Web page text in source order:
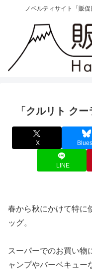
ノベルティサイト「販
「クルリト ク
X
LINE
春から秋にかけて特に
ッグ。
スーパーでのお買い物
ャンプやバーベキュー